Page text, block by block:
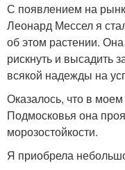
С появлением на
Леонард Мессел я
об этом растении.
рискнуть и высадить
всякой надежды на
Оказалось, что в
Подмосковья она
морозостойкости.
Я приобрела